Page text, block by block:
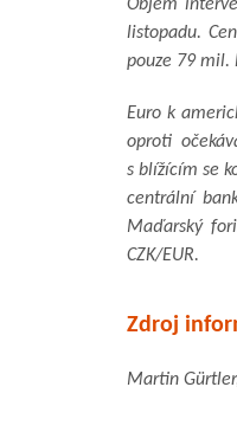
Objem
listopadu.
pouze 79 mil.
Euro k
oproti
s blížícím se
centrální
Maďarský
CZK/EUR.
Zdroj
Martin